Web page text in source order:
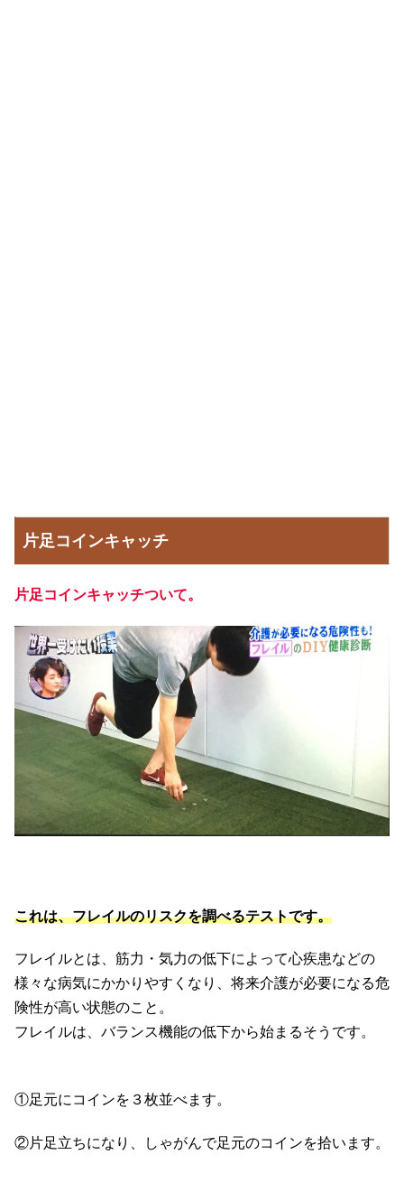
片足コインキャッチ
片足コインキャッチついて。
これは、フレイルのリスクを調べるテストです。
フレイルとは、筋力・気力の低下によって心疾患などの
様々な病気にかかりやすくなり、将来介護が必要になる危
険性が高い状態のこと。
フレイルは、バランス機能の低下から始まるそうです。
①足元にコインを３枚並べます。
②片足立ちになり、しゃがんで足元のコインを拾います。